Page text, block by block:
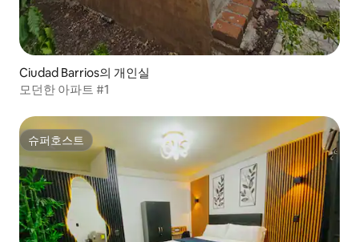
Ciudad Barrios의 개인실
모던한 아파트 #1
슈퍼호스트
슈퍼호스트